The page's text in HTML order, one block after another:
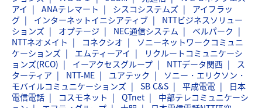
アイ
ANAテレマート シスコシステムズ
アイフラッ
グ
インターネットイニシアティブ
NTTビジネスソリュー
ションズ
オプテージ NEC通信システム
ベルパーク
NTTネオメイト
コネクシオ
ソニーネットワークコミュニ
ケーションズ
エムティーアイ
リクルートコミュニケーシ
ョンズ(RCO)
イーアクセスグループ NTTデータ関西
ス
ターティア
NTT-ME ユアテック
ソニー・エリクソン・
モバイルコミュニケーションズ
SB C&S 平成電電
日本
電信電話
コスモネット QTnet
中部テレコミュニケーシ